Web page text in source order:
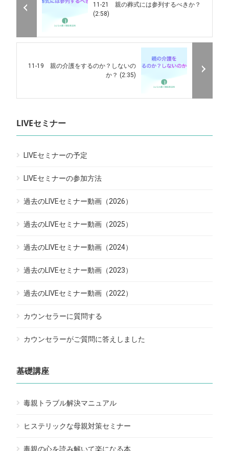
11-21 親の葬式には参列するべきか？
(2:58)
11-19 親の介護をするのか？しないの
か？ (2:35)
LIVEセミナー
LIVEセミナーの予定
LIVEセミナーの参加方法
過去のLIVEセミナー動画（2026）
過去のLIVEセミナー動画（2025）
過去のLIVEセミナー動画（2024）
過去のLIVEセミナー動画（2023）
過去のLIVEセミナー動画（2022）
カウンセラーに質問する
カウンセラーがご質問に答えしました
基礎講座
毒親トラブル解決マニュアル
ヒステリックな母親対策セミナー
毒親の心を読み解いて楽になる本